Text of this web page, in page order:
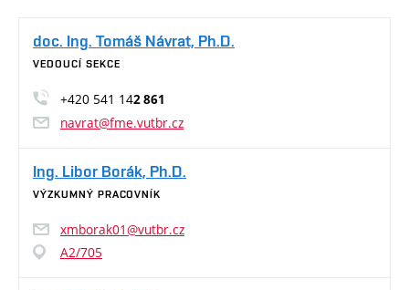
doc. Ing. Tomáš Návrat, Ph.D.
VEDOUCÍ SEKCE
+420 541 142 861
navrat@fme.vutbr.cz
Ing. Libor Borák, Ph.D.
VÝZKUMNÝ PRACOVNÍK
xmborak01@vutbr.cz
A2/705